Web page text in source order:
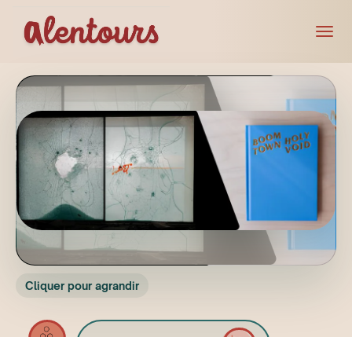
Cliquer pour agrandir